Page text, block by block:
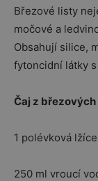
Březové listy
močové a
Obsahují silice,
fytoncidní látky
Čaj z
1 polévková
250 ml vroucí